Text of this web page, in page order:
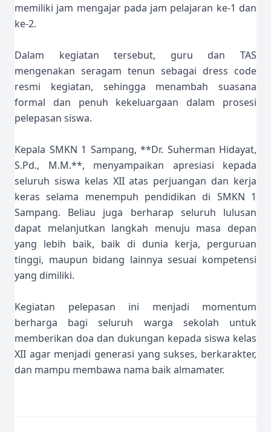
memiliki jam mengajar pada jam pelajaran ke-1 dan
ke-2.
Dalam kegiatan tersebut, guru dan TAS
mengenakan seragam tenun sebagai dress code
resmi kegiatan, sehingga menambah suasana
formal dan penuh kekeluargaan dalam prosesi
pelepasan siswa.
Kepala SMKN 1 Sampang, **Dr. Suherman Hidayat,
S.Pd., M.M.**, menyampaikan apresiasi kepada
seluruh siswa kelas XII atas perjuangan dan kerja
keras selama menempuh pendidikan di SMKN 1
Sampang. Beliau juga berharap seluruh lulusan
dapat melanjutkan langkah menuju masa depan
yang lebih baik, baik di dunia kerja, perguruan
tinggi, maupun bidang lainnya sesuai kompetensi
yang dimiliki.
Kegiatan pelepasan ini menjadi momentum
berharga bagi seluruh warga sekolah untuk
memberikan doa dan dukungan kepada siswa kelas
XII agar menjadi generasi yang sukses, berkarakter,
dan mampu membawa nama baik almamater.